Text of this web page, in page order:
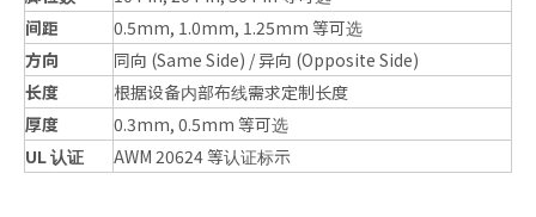
间距
0.5mm, 1.0mm, 1.25mm 等可选
方向
同向 (Same Side) / 异向 (Opposite Side)
长度
根据设备内部布线需求定制长度
厚度
0.3mm, 0.5mm 等可选
UL 认证
AWM 20624 等认证标示